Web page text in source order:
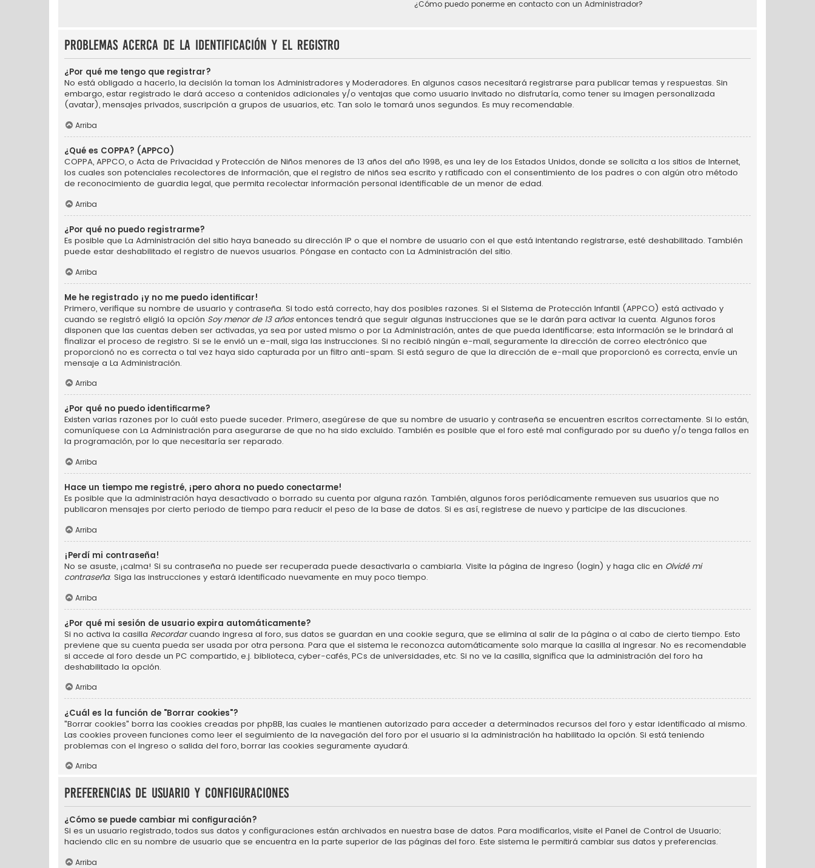
¿Cómo puedo ponerme en contacto con un Administrador?
Problemas acerca de la identificación y el registro
¿Por qué me tengo que registrar?
No está obligado a hacerlo, la decisión la toman los Administradores y Moderadores. En algunos casos necesitará registrarse para publicar temas y respuestas. Sin
embargo, estar registrado le dará acceso a contenidos adicionales y/o ventajas que como usuario invitado no disfrutaría, como tener su imagen personalizada
(avatar), mensajes privados, suscripción a grupos de usuarios, etc. Tan solo le tomará unos segundos. Es muy recomendable.
Arriba
¿Qué es COPPA? (APPCO)
COPPA, APPCO, o Acta de Privacidad y Protección de Niños menores de 13 años del año 1998, es una ley de los Estados Unidos, donde se solicita a los sitios de Internet,
los cuales son potenciales recolectores de información, que el registro de niños sea escrito y ratificado con el consentimiento de los padres o con algún otro método
de reconocimiento de guardia legal, que permita recolectar información personal identificable de un menor de edad.
Arriba
¿Por qué no puedo registrarme?
Es posible que La Administración del sitio haya baneado su dirección IP o que el nombre de usuario con el que está intentando registrarse, esté deshabilitado. También
puede estar deshabilitado el registro de nuevos usuarios. Póngase en contacto con La Administración del sitio.
Arriba
Me he registrado ¡y no me puedo identificar!
Primero, verifique su nombre de usuario y contraseña. Si todo está correcto, hay dos posibles razones. Si el Sistema de Protección Infantil (APPCO) está activado y
cuando se registró eligió la opción Soy menor de 13 añosentonces tendrá que seguir algunas instrucciones que se le darán para activar la cuenta. Algunos foros
disponen que las cuentas deben ser activadas, ya sea por usted mismo o por La Administración, antes de que pueda identificarse; esta información se le brindará al
finalizar el proceso de registro. Si se le envió un e-mail, siga las instrucciones. Si no recibió ningún e-mail, seguramente la dirección de correo electrónico que
proporcionó no es correcta o tal vez haya sido capturada por un filtro anti-spam. Si está seguro de que la dirección de e-mail que proporcionó es correcta, envíe un
mensaje a La Administración.
Arriba
¿Por qué no puedo identificarme?
Existen varias razones por lo cuál esto puede suceder. Primero, asegúrese de que su nombre de usuario y contraseña se encuentren escritos correctamente. Si lo están,
comuníquese con La Administración para asegurarse de que no ha sido excluido. También es posible que el foro esté mal configurado por su dueño y/o tenga fallos en
la programación, por lo que necesitaría ser reparado.
Arriba
Hace un tiempo me registré, ¡pero ahora no puedo conectarme!
Es posible que la administración haya desactivado o borrado su cuenta por alguna razón. También, algunos foros periódicamente remueven sus usuarios que no
publicaron mensajes por cierto periodo de tiempo para reducir el peso de la base de datos. Si es así, registrese de nuevo y participe de las discuciones.
Arriba
¡Perdí mi contraseña!
No se asuste, ¡calma! Si su contraseña no puede ser recuperada puede desactivarla o cambiarla. Visite la página de ingreso (login) y haga clic en Olvidé mi
contraseña. Siga las instrucciones y estará identificado nuevamente en muy poco tiempo.
Arriba
¿Por qué mi sesión de usuario expira automáticamente?
Si no activa la casilla Recordarcuando ingresa al foro, sus datos se guardan en una cookie segura, que se elimina al salir de la página o al cabo de cierto tiempo. Esto
previene que su cuenta pueda ser usada por otra persona. Para que el sistema le reconozca automáticamente solo marque la casilla al ingresar. No es recomendable
si accede al foro desde un PC compartido, e.j. biblioteca, cyber-cafés, PCs de universidades, etc. Si no ve la casilla, significa que la administración del foro ha
deshabilitado la opción.
Arriba
¿Cuál es la función de "Borrar cookies"?
"Borrar cookies" borra las cookies creadas por phpBB, las cuales le mantienen autorizado para acceder a determinados recursos del foro y estar identificado al mismo.
Las cookies proveen funciones como leer el seguimiento de la navegación del foro por el usuario si la administración ha habilitado la opción. Si está teniendo
problemas con el ingreso o salida del foro, borrar las cookies seguramente ayudará.
Arriba
Preferencias de usuario y configuraciones
¿Cómo se puede cambiar mi configuración?
Si es un usuario registrado, todos sus datos y configuraciones están archivados en nuestra base de datos. Para modificarlos, visite el Panel de Control de Usuario;
haciendo clic en su nombre de usuario que se encuentra en la parte superior de las páginas del foro. Este sistema le permitirá cambiar sus datos y preferencias.
Arriba